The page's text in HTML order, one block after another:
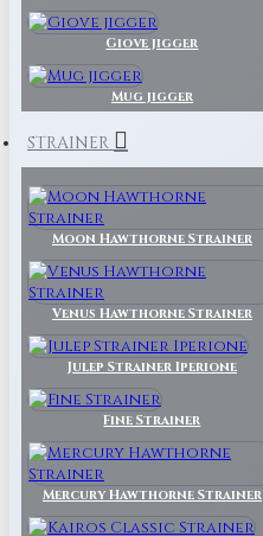
Giove jigger
Mug jigger
STRAINER
Moon Hawthorne Strainer
Venus Hawthorne Strainer
Julep Strainer Iperione
Fine Strainer
Mercury Hawthorne Strainer